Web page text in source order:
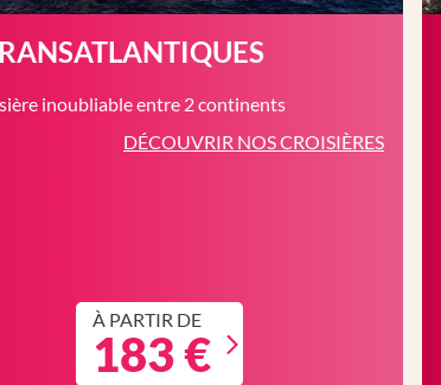
inoubliable entre 2 continents
DÉCOUVRIR NOS CROISIÈRES
À PARTIR DE
183 €